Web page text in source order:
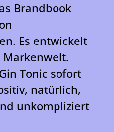
Brandbook
Es entwickelt
Markenwelt.
Tonic sofort
natürlich,
unkompliziert